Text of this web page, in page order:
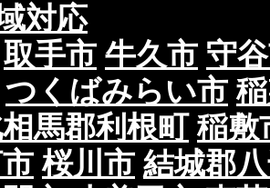
対応
取手市 牛久市 守
つくばみらい市
馬郡利根町 稲敷
桜川市 結城郡